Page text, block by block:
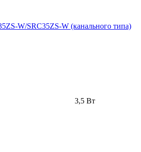
W/SRC35ZS-W (канального типа)
3,5 Вт